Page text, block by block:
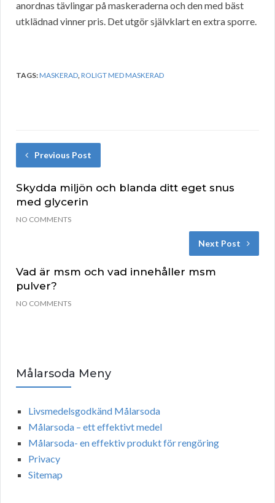
anordnas tävlingar på maskeraderna och den med bäst
utklädnad vinner pris. Det utgör självklart en extra sporre.
TAGS:MASKERAD,ROLIGT MED MASKERAD
Previous Post
Skydda miljön och blanda ditt eget snus
med glycerin
NO COMMENTS
Next Post
Vad är msm och vad innehåller msm
pulver?
NO COMMENTS
Målarsoda Meny
Livsmedelsgodkänd Målarsoda
Målarsoda – ett effektivt medel
Målarsoda- en effektiv produkt för rengöring
Privacy
Sitemap